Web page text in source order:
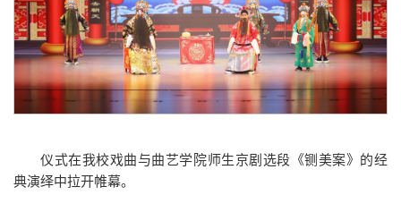
仪式在我校戏曲与曲艺学院师生京剧选段《铡美案》的经
典演绎中拉开帷幕。